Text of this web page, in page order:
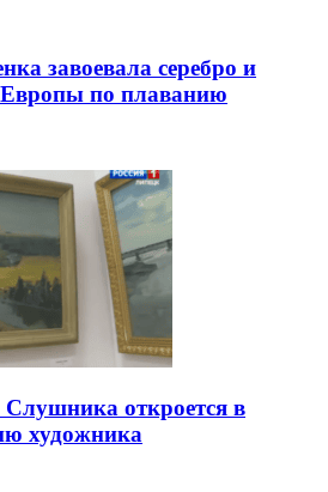
завоевала серебро и
Европы по плаванию
откроется в
художника